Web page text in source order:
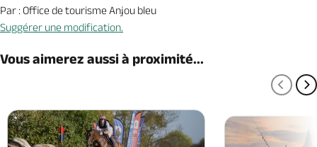
Par : Office de tourisme Anjou bleu
Suggérer une modification.
Vous aimerez aussi à proximité...